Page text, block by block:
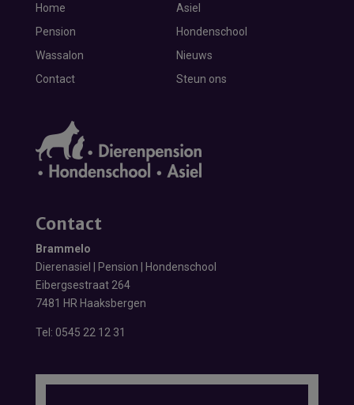
Home
Asiel
Pension
Hondenschool
Wassalon
Nieuws
Contact
Steun ons
Contact
Brammelo
Dierenasiel | Pension | Hondenschool
Eibergsestraat 264
7481 HR Haaksbergen
Tel: 0545 22 12 31